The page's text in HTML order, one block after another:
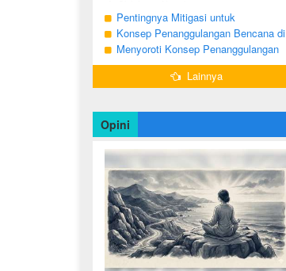
"Berdasarkan Undang-undang Nomor 24
Tahun 2007, tentang Penanggulangan
Bencana, Pemerintah dan Pemerintah
Daerah menjadi penanggung jawab
dalam penyelenggaraan
penanggulangan bencana. ...
Pentingnya Mitigasi untuk
Mengurangi Risiko Bencana di
Bojonegoro
Konsep Penanggulangan Bencana di
Bojonegoro Masih Mengutamakan
Tanggap Darurat
Menyoroti Konsep Penanggulangan
Bencana di Kabupaten Bojonegoro
Lainnya
Opini